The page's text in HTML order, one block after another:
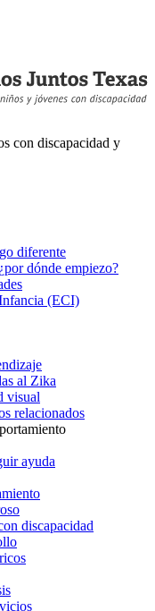
con discapacidad y
diferente
dónde empiezo?
(ECI)
al Zika
visual
relacionados
ayuda
discapacidad